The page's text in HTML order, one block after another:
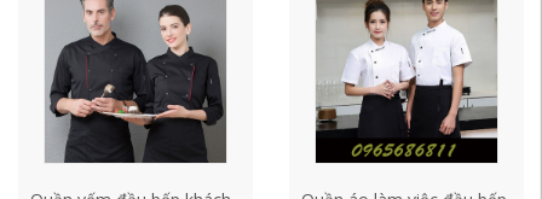
bếp thoáng khí ao bep
truong